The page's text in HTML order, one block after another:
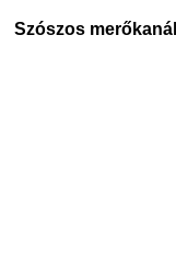
Szószos